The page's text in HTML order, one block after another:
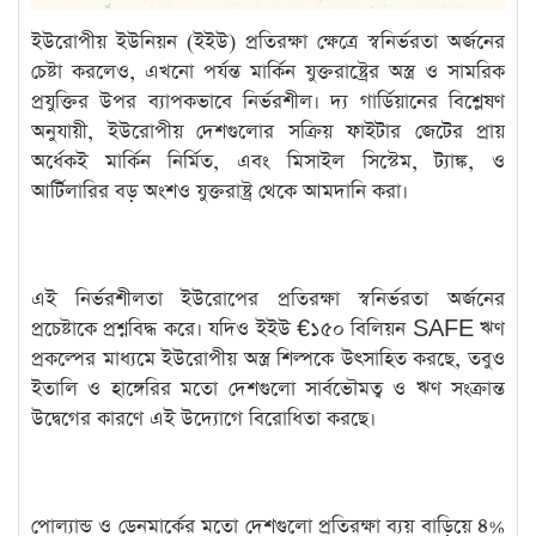
ইউরোপীয় ইউনিয়ন (ইইউ) প্রতিরক্ষা ক্ষেত্রে স্বনির্ভরতা অর্জনের
চেষ্টা করলেও, এখনো পর্যন্ত মার্কিন যুক্তরাষ্ট্রের অস্ত্র ও সামরিক
প্রযুক্তির উপর ব্যাপকভাবে নির্ভরশীল। দ্য গার্ডিয়ানের বিশ্লেষণ
অনুযায়ী, ইউরোপীয় দেশগুলোর সক্রিয় ফাইটার জেটের প্রায়
অর্ধেকই মার্কিন নির্মিত, এবং মিসাইল সিস্টেম, ট্যাঙ্ক, ও
আর্টিলারির বড় অংশও যুক্তরাষ্ট্র থেকে আমদানি করা।
এই নির্ভরশীলতা ইউরোপের প্রতিরক্ষা স্বনির্ভরতা অর্জনের
প্রচেষ্টাকে প্রশ্নবিদ্ধ করে। যদিও ইইউ €১৫০ বিলিয়ন SAFE ঋণ
প্রকল্পের মাধ্যমে ইউরোপীয় অস্ত্র শিল্পকে উৎসাহিত করছে, তবুও
ইতালি ও হাঙ্গেরির মতো দেশগুলো সার্বভৌমত্ব ও ঋণ সংক্রান্ত
উদ্বেগের কারণে এই উদ্যোগে বিরোধিতা করছে।
পোল্যান্ড ও ডেনমার্কের মতো দেশগুলো প্রতিরক্ষা ব্যয় বাড়িয়ে ৪%